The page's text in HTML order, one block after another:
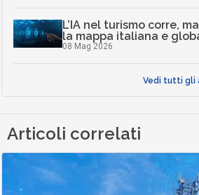
L’IA nel turismo corre,
la mappa italiana e
08 Mag 2026
Vedi tutti gli
Articoli correlati